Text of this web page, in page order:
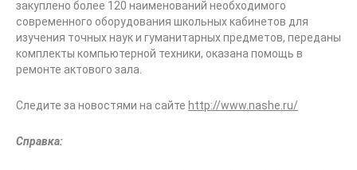
закуплено более 120 наименований необходимого
современного оборудования школьных кабинетов для
изучения точных наук и гуманитарных предметов, переданы
комплекты компьютерной техники, оказана помощь в
ремонте актового зала.
Следите за новостями на сайте http://www.nashe.ru/
Справка: